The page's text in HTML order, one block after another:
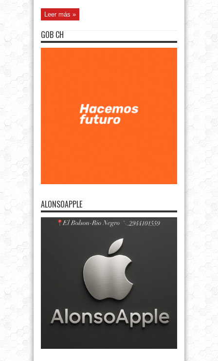
Leer más »
GOB CH
ALONSOAPPLE